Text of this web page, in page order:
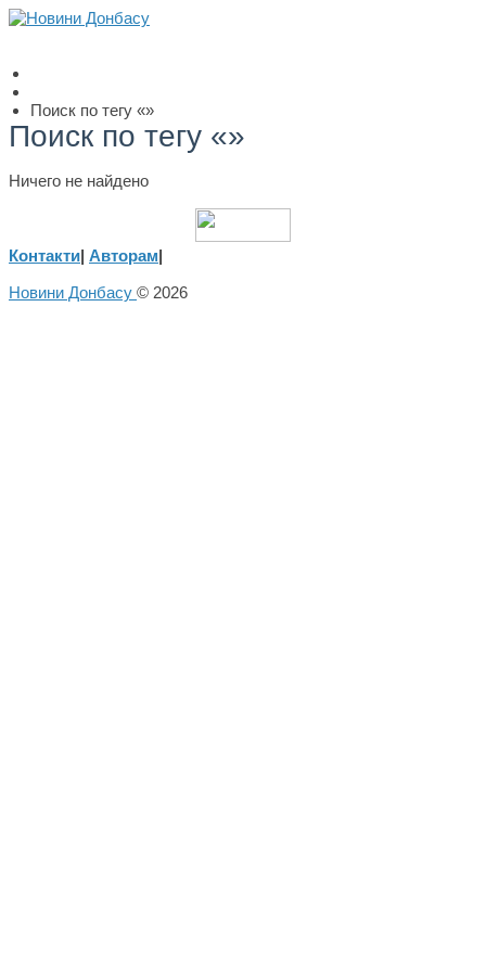
Поиск по тегу «»
Поиск по тегу «»
Ничего не найдено
Контакти| Авторам|
Новини Донбасу © 2026